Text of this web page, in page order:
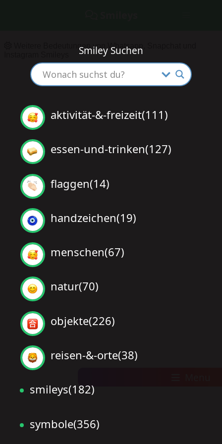
Smiley Suchen
aktivität-&-freizeit(111)
essen-und-trinken(127)
flaggen(14)
handzeichen(19)
menschen(67)
natur(70)
objekte(226)
reisen-&-orte(38)
smileys(182)
symbole(356)
Weitere Bedeutungen von Whatsapp, Snapchat und